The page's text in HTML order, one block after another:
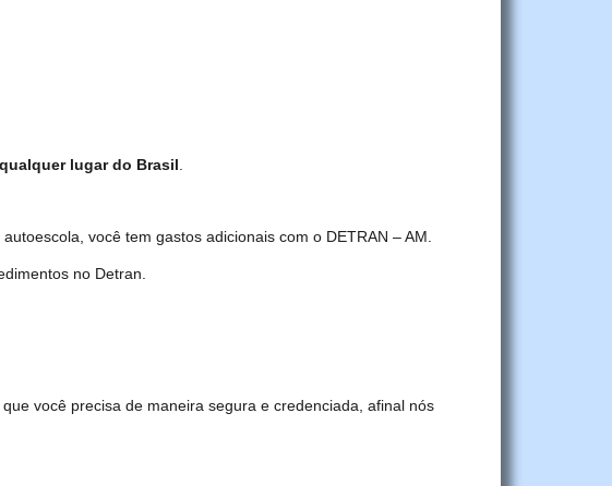
lugar do Brasil
você tem gastos adicionais com o DETRAN – AM.
no Detran.
você precisa de maneira segura e credenciada, afinal nós